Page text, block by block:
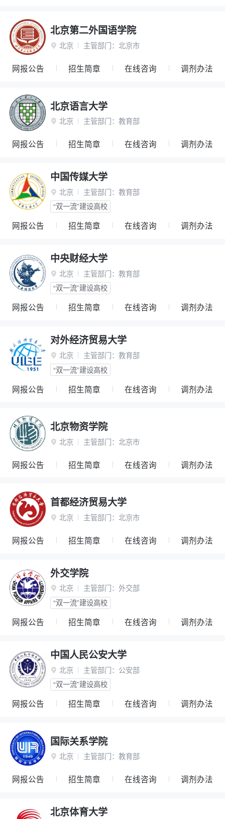
北京第二外国语学院
 北京 主管部门： 北京市
网报公告 招生简章 在线咨询 调剂办法
北京语言大学
 北京 主管部门： 教育部
网报公告 招生简章 在线咨询 调剂办法
中国传媒大学
 北京 主管部门： 教育部
“双一流”建设高校
网报公告 招生简章 在线咨询 调剂办法
中央财经大学
 北京 主管部门： 教育部
“双一流”建设高校
网报公告 招生简章 在线咨询 调剂办法
对外经济贸易大学
 北京 主管部门： 教育部
“双一流”建设高校
网报公告 招生简章 在线咨询 调剂办法
北京物资学院
 北京 主管部门： 北京市
网报公告 招生简章 在线咨询 调剂办法
首都经济贸易大学
 北京 主管部门： 北京市
网报公告 招生简章 在线咨询 调剂办法
外交学院
 北京 主管部门： 外交部
“双一流”建设高校
网报公告 招生简章 在线咨询 调剂办法
中国人民公安大学
 北京 主管部门： 公安部
“双一流”建设高校
网报公告 招生简章 在线咨询 调剂办法
国际关系学院
 北京 主管部门： 教育部
网报公告 招生简章 在线咨询 调剂办法
北京体育大学